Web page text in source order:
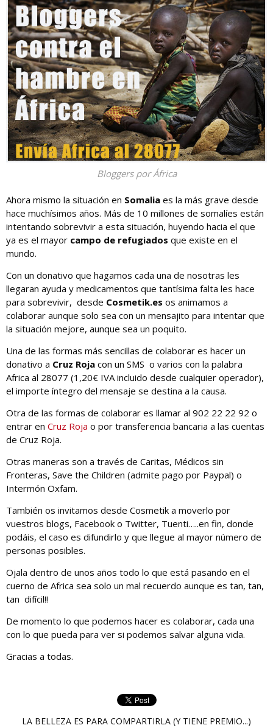
Bloggers por África
Ahora mismo la situación en Somalia es la más grave desde
hace muchísimos años. Más de 10 millones de somalíes están
intentando sobrevivir a esta situación, huyendo hacia el que
ya es el mayor campo de refugiados que existe en el
mundo.
Con un donativo que hagamos cada una de nosotras les
llegaran ayuda y medicamentos que tantísima falta les hace
para sobrevivir, desde Cosmetik.es os animamos a
colaborar aunque solo sea con un mensajito para intentar que
la situación mejore, aunque sea un poquito.
Una de las formas más sencillas de colaborar es hacer un
donativo a Cruz Roja con un SMS o varios con la palabra
Africa al 28077 (1,20€ IVA incluido desde cualquier operador),
el importe íntegro del mensaje se destina a la causa.
Otra de las formas de colaborar es llamar al 902 22 22 92 o
entrar en Cruz Roja o por transferencia bancaria a las cuentas
de Cruz Roja.
Otras maneras son a través de Caritas, Médicos sin
Fronteras, Save the Children (admite pago por Paypal) o
Intermón Oxfam.
También os invitamos desde Cosmetik a moverlo por
vuestros blogs, Facebook o Twitter, Tuenti…..en fin, donde
podáis, el caso es difundirlo y que llegue al mayor número de
personas posibles.
Ojala dentro de unos años todo lo que está pasando en el
cuerno de Africa sea solo un mal recuerdo aunque es tan, tan,
tan difícil!!
De momento lo que podemos hacer es colaborar, cada una
con lo que pueda para ver si podemos salvar alguna vida.
Gracias a todas.
LA BELLEZA ES PARA COMPARTIRLA (Y TIENE PREMIO...)